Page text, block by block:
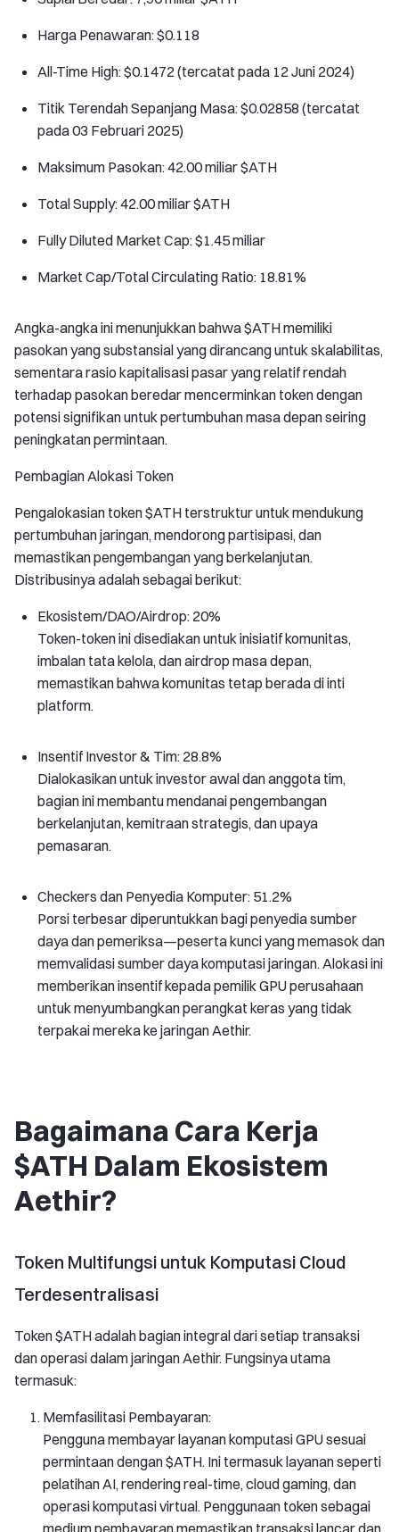
Harga Penawaran: $0.118
All-Time High: $0.1472 (tercatat pada 12 Juni 2024)
Titik Terendah Sepanjang Masa: $0.02858 (tercatat
pada 03 Februari 2025)
Maksimum Pasokan: 42.00 miliar $ATH
Total Supply: 42.00 miliar $ATH
Fully Diluted Market Cap: $1.45 miliar
Market Cap/Total Circulating Ratio: 18.81%
Angka-angka ini menunjukkan bahwa $ATH memiliki
pasokan yang substansial yang dirancang untuk skalabilitas,
sementara rasio kapitalisasi pasar yang relatif rendah
terhadap pasokan beredar mencerminkan token dengan
potensi signifikan untuk pertumbuhan masa depan seiring
peningkatan permintaan.
Pembagian Alokasi Token
Pengalokasian token $ATH terstruktur untuk mendukung
pertumbuhan jaringan, mendorong partisipasi, dan
memastikan pengembangan yang berkelanjutan.
Distribusinya adalah sebagai berikut:
Ekosistem/DAO/Airdrop: 20%
Token-token ini disediakan untuk inisiatif komunitas,
imbalan tata kelola, dan airdrop masa depan,
memastikan bahwa komunitas tetap berada di inti
platform.
Insentif Investor & Tim: 28.8%
Dialokasikan untuk investor awal dan anggota tim,
bagian ini membantu mendanai pengembangan
berkelanjutan, kemitraan strategis, dan upaya
pemasaran.
Checkers dan Penyedia Komputer: 51.2%
Porsi terbesar diperuntukkan bagi penyedia sumber
daya dan pemeriksa—peserta kunci yang memasok dan
memvalidasi sumber daya komputasi jaringan. Alokasi ini
memberikan insentif kepada pemilik GPU perusahaan
untuk menyumbangkan perangkat keras yang tidak
terpakai mereka ke jaringan Aethir.
Bagaimana Cara Kerja
$ATH Dalam Ekosistem
Aethir?
Token Multifungsi untuk Komputasi Cloud
Terdesentralisasi
Token $ATH adalah bagian integral dari setiap transaksi
dan operasi dalam jaringan Aethir. Fungsinya utama
termasuk:
Memfasilitasi Pembayaran:
Pengguna membayar layanan komputasi GPU sesuai
permintaan dengan $ATH. Ini termasuk layanan seperti
pelatihan AI, rendering real-time, cloud gaming, dan
operasi komputasi virtual. Penggunaan token sebagai
medium pembayaran memastikan transaksi lancar dan